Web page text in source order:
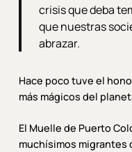
crisis que deba
que nuestras
abrazar.
Hace poco tuve el
más mágicos del
El Muelle de Puerto
muchísimos migrantes